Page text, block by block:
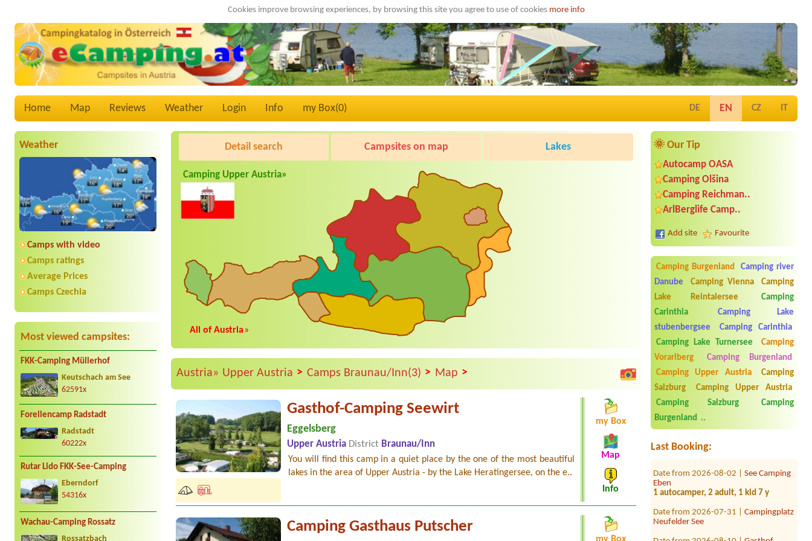
Cookies improve browsing experiences, by browsing this site you agree to use of cookies more info
Home Map Reviews Weather Login Info my Box(0) DE EN CZ IT
Weather
Camps with video
Camps ratings
Average Prices
Camps Czechia
Most viewed campsites:
FKK-Camping Müllerhof
Keutschach am See
62591x
Forellencamp Radstadt
Radstadt
60222x
Rutar Lido FKK-See-Camping
Eberndorf
54316x
Wachau-Camping Rossatz
Rossatzbach
🌞 Our Tip
Autocamp OASA
Camping Olšina
Camping Reichman..
ArlBerglife Camp..
Add site Favourite
Camping Burgenland
Camping river
Danube
Camping Vienna
Camping
Lake Reintalersee
Camping
Carinthia
Camping Lake
stubenbergsee
Camping Carinthia
Camping Lake Turnersee
Camping
Vorarlberg
Camping Burgenland
Camping Upper Austria
Camping
Salzburg
Camping Upper Austria
Camping Salzburg
Camping
Burgenland ..
Last Booking:
Date from 2026-07-23 |Thermenland
Camping Fürstenfeld
1x Zeltplatz für 2 Personen
1 zelt,2x person
Eben
1 autocamper, 2 adult, 1 kid 7 y
Neufelder See
Detail search Campsites on map Lakes
Camping Upper Austria»
All of Austria »
Austria» Upper Austria > Camps Braunau/Inn(3) > Map >
Gasthof-Camping Seewirt
Eggelsberg
Upper Austria District Braunau/Inn
You will find this camp in a quiet place by the one of the most beautiful
lakes in the area of Upper Austria - by the Lake Heratingersee, on the e..
my Box
Map
Info
Camping Gasthaus Putscher